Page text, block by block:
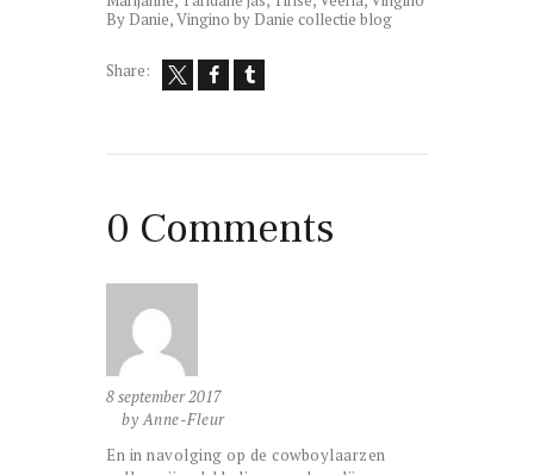
By Danie,Vingino by Danie collectie blog
Share:
0 Comments
8 september 2017
by Anne-Fleur
En in navolging op de cowboylaarzen